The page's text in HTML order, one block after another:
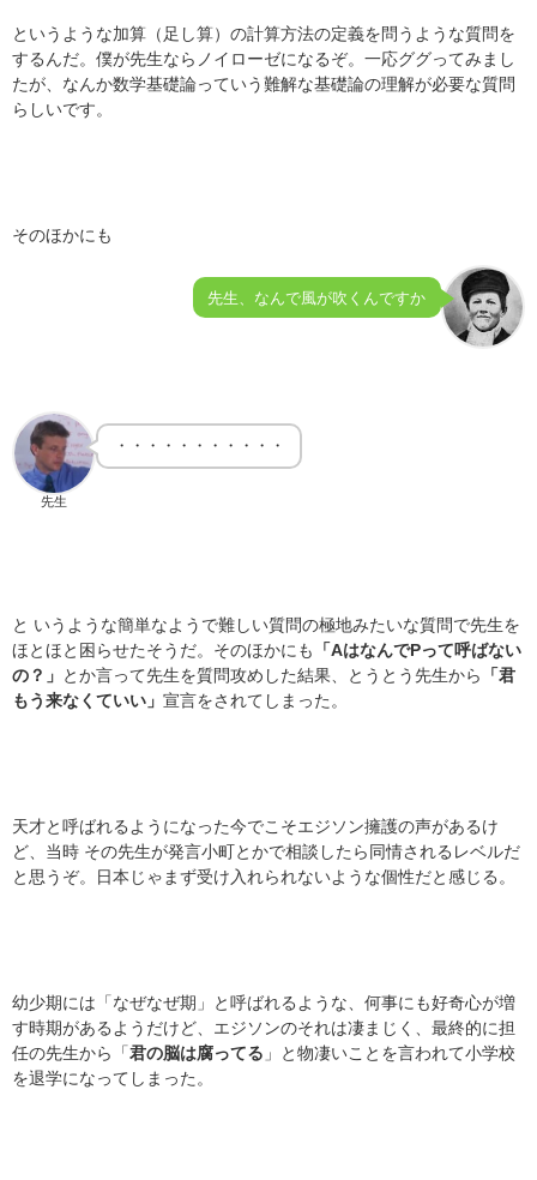
というような加算（足し算）の計算方法の定義を問うような質問を
するんだ。僕が先生ならノイローゼになるぞ。一応ググってみまし
たが、なんか数学基礎論っていう難解な基礎論の理解が必要な質問
らしいです。
そのほかにも
先生、なんで風が吹くんですか
先生
・・・・・・・・・・・
と いうような簡単なようで難しい質問の極地みたいな質問で先生を
ほとほと困らせたそうだ。そのほかにも
「AはなんでPって呼ばない
の？」
とか言って先生を質問攻めした結果、とうとう先生から
「君
もう来なくていい」 宣言をされてしまった。
天才と呼ばれるようになった今でこそエジソン擁護の声があるけ
ど、当時 その先生が発言小町とかで相談したら同情されるレベルだ
と思うぞ。日本じゃまず受け入れられないような個性だと感じる。
幼少期には「なぜなぜ期」と呼ばれるような、何事にも好奇心が増
す時期があるようだけど、エジソンのそれは凄まじく、最終的に担
任の先生から「 君の脳は腐ってる 」と物凄いことを言われて小学校
を退学になってしまった。